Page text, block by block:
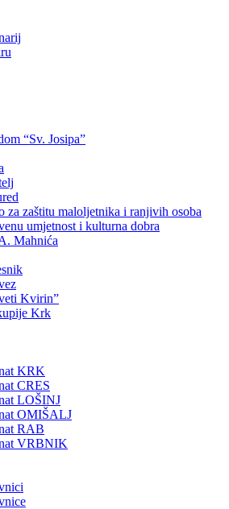
“Sv. Josipa”
za zaštitu maloljetnika i ranjivih osoba
umjetnost i kulturna dobra
Mahnića
Kvirin”
Krk
KRK
CRES
LOŠINJ
OMIŠALJ
RAB
VRBNIK